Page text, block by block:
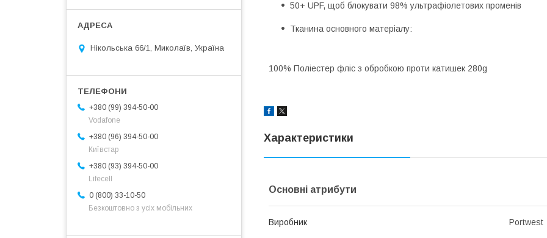
50+ UPF, щоб блокувати 98% ультрафіолетових променів
Тканина основного матеріалу:
100% Поліестер фліс з обробкою проти катишек 280g
Характеристики
Основні атрибути
Виробник Portwest
Нікольська 66/1, Миколаїв, Україна
+380 (99) 394-50-00
Vodafone
+380 (96) 394-50-00
Київстар
+380 (93) 394-50-00
Lifecell
0 (800) 33-10-50
Безкоштовно з усіх мобільних